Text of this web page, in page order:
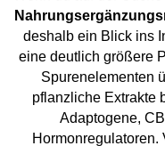
deshalb ein Blick ins
eine deutlich größere
Spurenelementen
pflanzliche Extrakte
Adaptogene,
Hormonregulatoren.